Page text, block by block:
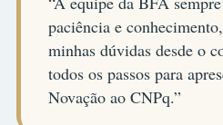
paciência e
minhas dúvidas desde o
todos os passos para
Novação ao CNPq.”